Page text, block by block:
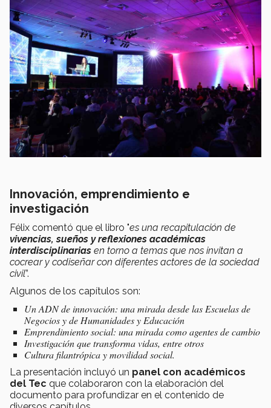
Innovación, emprendimiento e
investigación
Félix comentó que el libro "es una recapitulación de
vivencias, sueños y reflexiones académicas
interdisciplinarias en torno a temas que nos invitan a
cocrear y codiseñar con diferentes actores de la sociedad
civil”.
Algunos de los capítulos son:
Un ADN de innovación: una mirada desde las Escuelas de
Negocios y de Humanidades y Educación
Emprendimiento social: una mirada como agentes de cambio
Investigación que transforma vidas, entre otros
Cultura filantrópica y movilidad social.
La presentación incluyó un panel con académicos
del Tec que colaboraron con la elaboración del
documento para profundizar en el contenido de